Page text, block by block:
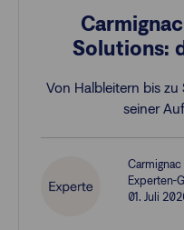
Solutions:
Von Halbleitern bis
seiner
Carmignac
Experten-
01. Juli